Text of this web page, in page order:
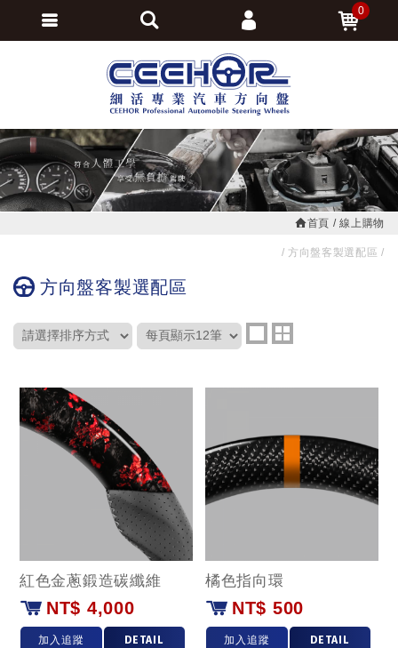
首頁 線上購物
方向盤客製選配區
方向盤客製選配區
紅色金蔥鍛造碳纖維
NT$ 4,000
加入追蹤 DETAIL
橘色指向環
NT$ 500
加入追蹤 DETAIL
0
會員登入
會員註冊
訂單查詢
追蹤清單
繁體中文